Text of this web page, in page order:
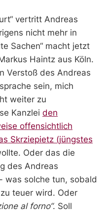
vertritt Andreas
nicht mehr in
Sachen“ macht jetzt
Haintz aus Köln.
Verstoß des Andreas
sein, mich
weiter zu
Kanzlei den
offensichtlich
Skrziepietz (jüngstes
Oder das die
des Andreas
was solche tun, sobald
teuer wird. Oder
al forno“. Soll